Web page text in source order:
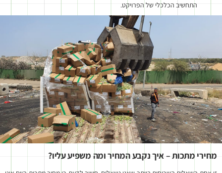
התחשיב הכלכלי של הפרויקט.
מחירי מתכות – איך נקבע המחיר ומה משפיע עליו?